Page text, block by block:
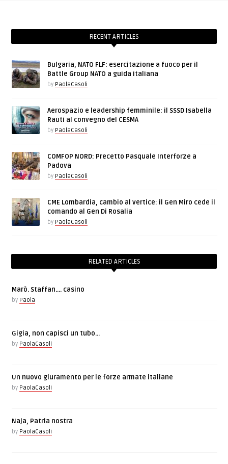
RECENT ARTICLES
Bulgaria, NATO FLF: esercitazione a fuoco per il
Battle Group NATO a guida italiana
by PaolaCasoli
Aerospazio e leadership femminile: il SSSD Isabella
Rauti al convegno del CESMA
by PaolaCasoli
COMFOP NORD: Precetto Pasquale Interforze a
Padova
by PaolaCasoli
CME Lombardia, cambio al vertice: il Gen Miro cede il
comando al Gen Di Rosalia
by PaolaCasoli
RELATED ARTICLES
Marò. Staffan…. casino
by Paola
Gigia, non capisci un tubo…
by PaolaCasoli
Un nuovo giuramento per le forze armate italiane
by PaolaCasoli
Naja, Patria nostra
by PaolaCasoli